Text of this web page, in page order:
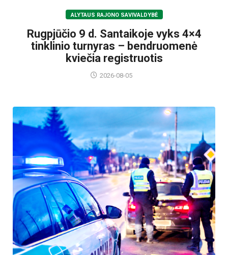
ALYTAUS RAJONO SAVIVALDYBĖ
Rugpjūčio 9 d. Santaikoje vyks 4×4
tinklinio turnyras – bendruomenė
kviečia registruotis
2026-08-05